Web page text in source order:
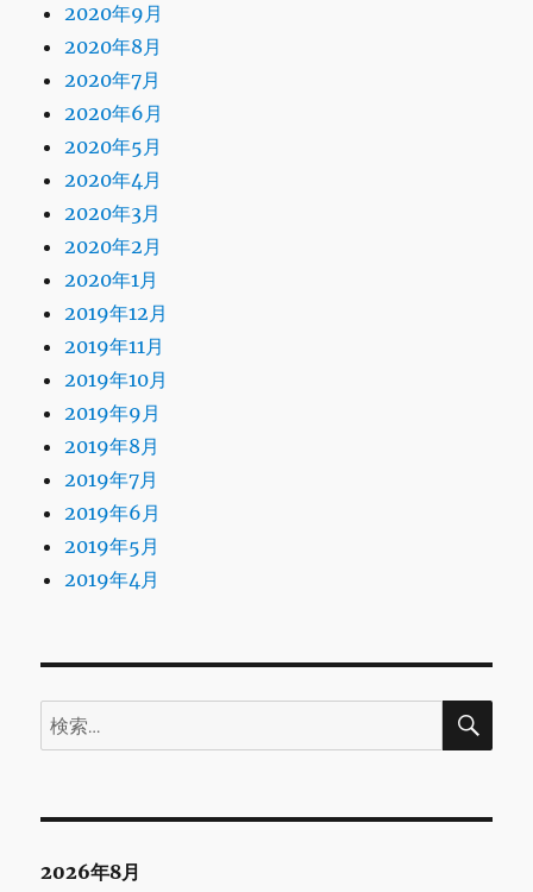
2020年9月
2020年8月
2020年7月
2020年6月
2020年5月
2020年4月
2020年3月
2020年2月
2020年1月
2019年12月
2019年11月
2019年10月
2019年9月
2019年8月
2019年7月
2019年6月
2019年5月
2019年4月
検
索:
検
2026年8月